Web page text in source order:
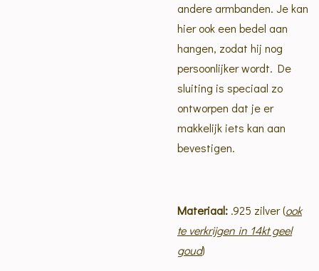
andere armbanden. Je kan
hier ook een bedel aan
hangen, zodat hij nog
persoonlijker wordt. De
sluiting is speciaal zo
ontworpen dat je er
makkelijk iets kan aan
bevestigen.
Materiaal: .925 zilver (ook
te verkrijgen in 14kt geel
goud)